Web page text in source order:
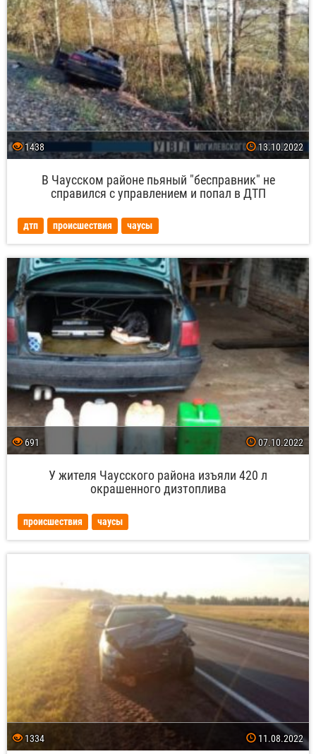
1438 13.10.2022
В Чаусском районе пьяный "бесправник" не
справился с управлением и попал в ДТП
дтп происшествия чаусы
691 07.10.2022
У жителя Чаусского района изъяли 420 л
окрашенного дизтоплива
происшествия чаусы
1334 11.08.2022